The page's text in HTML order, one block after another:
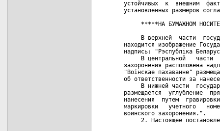
устойчивых  к  внешним
установленных размеров
*****НА БУМАЖНОМ
В верхней  части
находится изображение
надпись: "Рэспублiка
В центральной   части
захоронения расположена
"Воiнскае пахаванне"
об ответственности за
В нижней части
размещается  углубление
нанесения  путем
маркировки   учетного
воинского захоронения.".
2. Настоящее